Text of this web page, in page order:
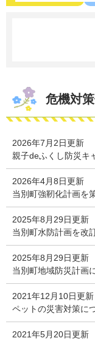
危機対
2026年7月2日更新
親子deふくし防災キ
2026年4月8日更新
当別町強靭化計画を
2025年8月29日更新
当別町水防計画を改
2025年8月29日更新
当別町地域防災計画
2021年12月10日更新
ペットの災害対策に
2021年5月20日更新